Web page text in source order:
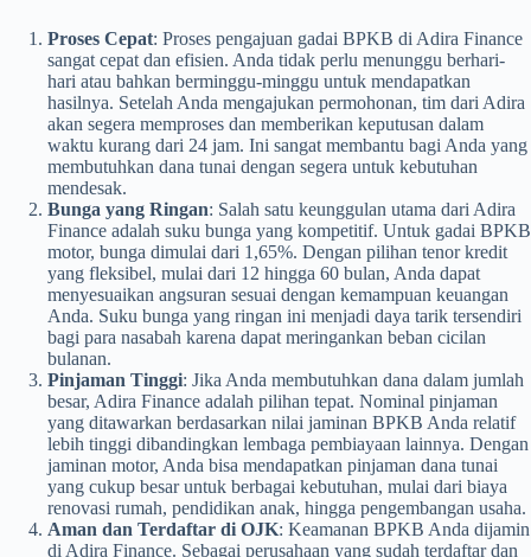
Proses Cepat: Proses pengajuan gadai BPKB di Adira Finance
sangat cepat dan efisien. Anda tidak perlu menunggu berhari-
hari atau bahkan berminggu-minggu untuk mendapatkan
hasilnya. Setelah Anda mengajukan permohonan, tim dari Adira
akan segera memproses dan memberikan keputusan dalam
waktu kurang dari 24 jam. Ini sangat membantu bagi Anda yang
membutuhkan dana tunai dengan segera untuk kebutuhan
mendesak.
Bunga yang Ringan: Salah satu keunggulan utama dari Adira
Finance adalah suku bunga yang kompetitif. Untuk gadai BPKB
motor, bunga dimulai dari 1,65%. Dengan pilihan tenor kredit
yang fleksibel, mulai dari 12 hingga 60 bulan, Anda dapat
menyesuaikan angsuran sesuai dengan kemampuan keuangan
Anda. Suku bunga yang ringan ini menjadi daya tarik tersendiri
bagi para nasabah karena dapat meringankan beban cicilan
bulanan.
Pinjaman Tinggi: Jika Anda membutuhkan dana dalam jumlah
besar, Adira Finance adalah pilihan tepat. Nominal pinjaman
yang ditawarkan berdasarkan nilai jaminan BPKB Anda relatif
lebih tinggi dibandingkan lembaga pembiayaan lainnya. Dengan
jaminan motor, Anda bisa mendapatkan pinjaman dana tunai
yang cukup besar untuk berbagai kebutuhan, mulai dari biaya
renovasi rumah, pendidikan anak, hingga pengembangan usaha.
Aman dan Terdaftar di OJK: Keamanan BPKB Anda dijamin
di Adira Finance. Sebagai perusahaan yang sudah terdaftar dan